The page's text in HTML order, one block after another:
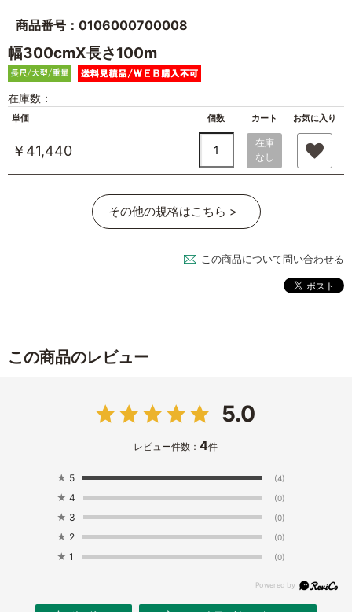
商品番号：0106000700008
幅300cmX長さ100m
在庫数：
単価 個数 カート お気に入り
￥41,440
在庫
なし
その他の規格はこちら >
この商品について問い合わせる
この商品のレビュー
5.0
レビュー件数：4件
★ 5 (4)
★ 4 (0)
★ 3 (0)
★ 2 (0)
★ 1 (0)